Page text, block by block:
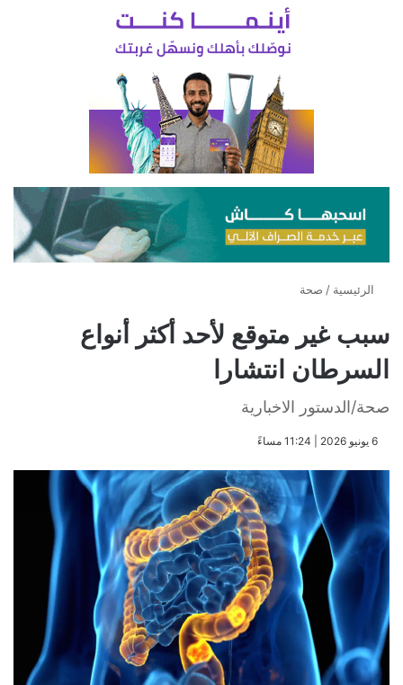
الرئيسية / صحة
سبب غير متوقع لأحد أكثر أنواع
السرطان انتشارا
صحة/الدستور الاخبارية
​6 يونيو 2026 | 11:24 مساءً